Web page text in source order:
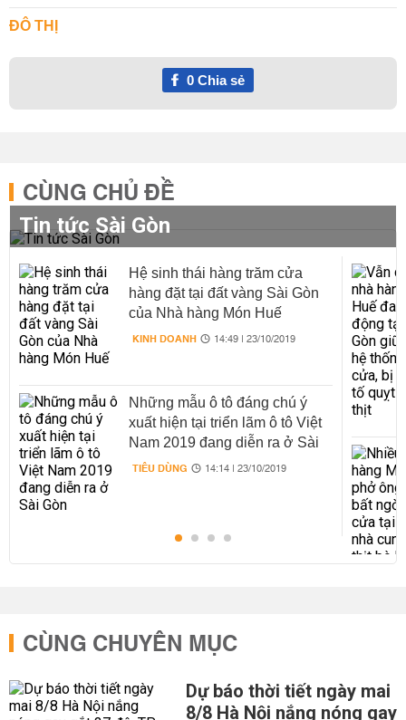
ĐÔ THỊ
0Chia sẻ
CÙNG CHỦ ĐỀ
Tin tức Sài Gòn
Hệ sinh thái hàng trăm cửa
hàng đặt tại đất vàng Sài Gòn
của Nhà hàng Món Huế
KINH DOANH 14:49 | 23/10/2019
Những mẫu ô tô đáng chú ý
xuất hiện tại triển lãm ô tô Việt
Nam 2019 đang diễn ra ở Sài
Gòn
TIÊU DÙNG 14:14 | 23/10/2019
CÙNG CHUYÊN MỤC
Dự báo thời tiết ngày mai
8/8 Hà Nội nắng nóng gay